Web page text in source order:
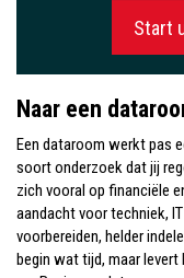
Start
Naar een
Een dataroom werkt pas
soort onderzoek dat jij
zich vooral op financiële
aandacht voor techniek,
voorbereiden, helder
begin wat tijd, maar